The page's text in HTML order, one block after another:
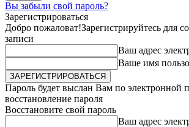
Вы забыли свой пароль?
Зарегистрироваться
Добро пожаловат!Зарегистрируйтесь для
записи
Ваш адрес
Ваше имя
Пароль будет выслан Вам по электронной
восстановление пароля
Восстановите свой пароль
Ваш адрес